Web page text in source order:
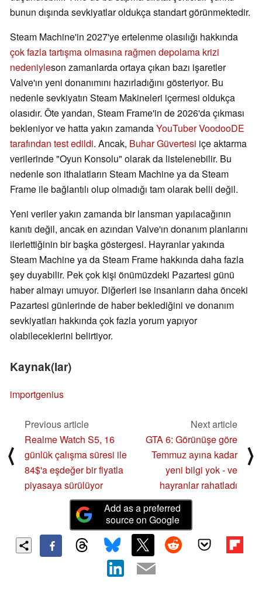
bunun dışında sevkiyatlar oldukça standart görünmektedir.
Steam Machine'in 2027'ye ertelenme olasılığı hakkında
çok fazla tartışma olmasına rağmen depolama krizi
nedeniyleson zamanlarda ortaya çıkan bazı işaretler
Valve'ın yeni donanımını hazırladığını gösteriyor. Bu
nedenle sevkiyatın Steam Makineleri içermesi oldukça
olasıdır. Öte yandan, Steam Frame'in de 2026'da çıkması
bekleniyor ve hatta yakın zamandaYouTuber VoodooDE
tarafından test edildi. Ancak, Buhar Güvertesi içe aktarma
verilerinde "Oyun Konsolu" olarak da listelenebilir. Bu
nedenle son ithalatların Steam Machine ya da Steam
Frame ile bağlantılı olup olmadığı tam olarak belli değil.
Yeni veriler yakın zamanda bir lansman yapılacağının
kanıtı değil, ancak en azından Valve'ın donanım planlarını
ilerlettiğinin bir başka göstergesi. Hayranlar yakında
Steam Machine ya da Steam Frame hakkında daha fazla
şey duyabilir. Pek çok kişi önümüzdeki Pazartesi günü
haber almayı umuyor. Diğerleri ise insanların daha önceki
Pazartesi günlerinde de haber beklediğini ve donanım
sevkiyatları hakkında çok fazla yorum yapıyor
olabileceklerini belirtiyor.
Kaynak(lar)
importgenius
⟨
Previous article
Realme Watch S5, 16
günlük çalışma süresi ile
84$'a eşdeğer bir fiyatla
piyasaya sürülüyor
Next article
GTA 6: Görünüşe göre
Temmuz ayına kadar
yeni bilgi yok - ve
hayranlar rahatladı
⟩
Add as a preferred
source on Google